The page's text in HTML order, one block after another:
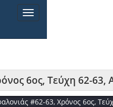
Toggle
navigation
6ος, Τεύχη 62-63,
1ον, Αριθμός 7ος, Ζάκυνθος
1ον, Αριθμός 8ος,
1ον, Αριθμός 9ος,
#23-24, Χρόνος Γ', Αρ.
#37, Χρόνος Δ', Αριθ.
#50-51, Χρόνος 6ος,
#60-61, Χρόνος 6ος,
#62-63, Χρόνος 6ος,